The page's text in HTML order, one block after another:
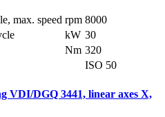
max. speed rpm 8000
kW 30
Nm 320
ISO 50
VDI/DGQ 3441, linear axes X,